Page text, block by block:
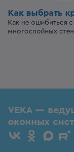
Как выбрать
Как не ошибиться
многослойных
VEKA —
оконных